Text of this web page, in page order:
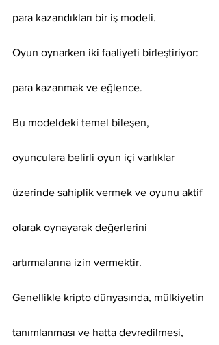
para kazandıkları bir iş modeli.
Oyun oynarken iki faaliyeti birleştiriyor:
para kazanmak ve eğlence.
Bu modeldeki temel bileşen,
oyunculara belirli oyun içi varlıklar
üzerinde sahiplik vermek ve oyunu aktif
olarak oynayarak değerlerini
artırmalarına izin vermektir.
Genellikle kripto dünyasında, mülkiyetin
tanımlanması ve hatta devredilmesi,